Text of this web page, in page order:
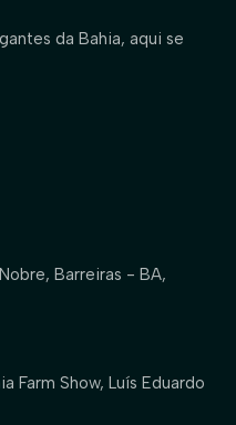
da Bahia, aqui se
Barreiras - BA,
Farm Show, Luís Eduardo